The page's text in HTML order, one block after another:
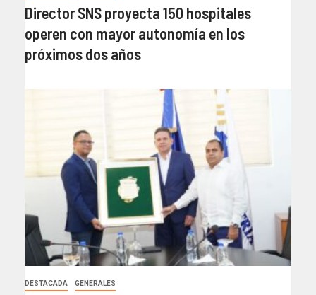
Director SNS proyecta 150 hospitales
operen con mayor autonomía en los
próximos dos años
DESTACADA GENERALES